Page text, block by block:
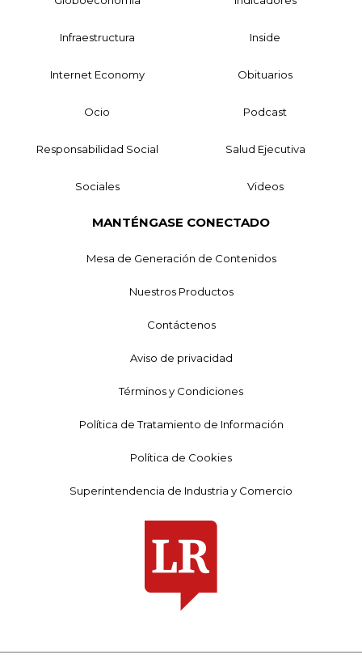
Infraestructura Inside
Internet Economy Obituarios
Ocio Podcast
Responsabilidad Social Salud Ejecutiva
Sociales Videos
MANTÉNGASE CONECTADO
Mesa de Generación de Contenidos
Nuestros Productos
Contáctenos
Aviso de privacidad
Términos y Condiciones
Política de Tratamiento de Información
Política de Cookies
Superintendencia de Industria y Comercio